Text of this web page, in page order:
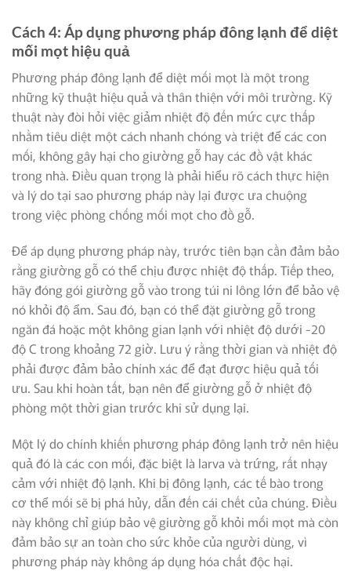
Cách 4: Áp dụng phương pháp đông lạnh để diệt
mối mọt hiệu quả
Phương pháp đông lạnh để diệt mối mọt là một trong
những kỹ thuật hiệu quả và thân thiện với môi trường. Kỹ
thuật này đòi hỏi việc giảm nhiệt độ đến mức cực thấp
nhằm tiêu diệt một cách nhanh chóng và triệt để các con
mối, không gây hại cho giường gỗ hay các đồ vật khác
trong nhà. Điều quan trọng là phải hiểu rõ cách thực hiện
và lý do tại sao phương pháp này lại được ưa chuộng
trong việc phòng chống mối mọt cho đồ gỗ.
Để áp dụng phương pháp này, trước tiên bạn cần đảm bảo
rằng giường gỗ có thể chịu được nhiệt độ thấp. Tiếp theo,
hãy đóng gói giường gỗ vào trong túi ni lông lớn để bảo vệ
nó khỏi độ ẩm. Sau đó, bạn có thể đặt giường gỗ trong
ngăn đá hoặc một không gian lạnh với nhiệt độ dưới -20
độ C trong khoảng 72 giờ. Lưu ý rằng thời gian và nhiệt độ
phải được đảm bảo chính xác để đạt được hiệu quả tối
ưu. Sau khi hoàn tất, bạn nên để giường gỗ ở nhiệt độ
phòng một thời gian trước khi sử dụng lại.
Một lý do chính khiến phương pháp đông lạnh trở nên hiệu
quả đó là các con mối, đặc biệt là larva và trứng, rất nhạy
cảm với nhiệt độ lạnh. Khi bị đông lạnh, các tế bào trong
cơ thể mối sẽ bị phá hủy, dẫn đến cái chết của chúng. Điều
này không chỉ giúp bảo vệ giường gỗ khỏi mối mọt mà còn
đảm bảo sự an toàn cho sức khỏe của người dùng, vì
phương pháp này không áp dụng hóa chất độc hại.